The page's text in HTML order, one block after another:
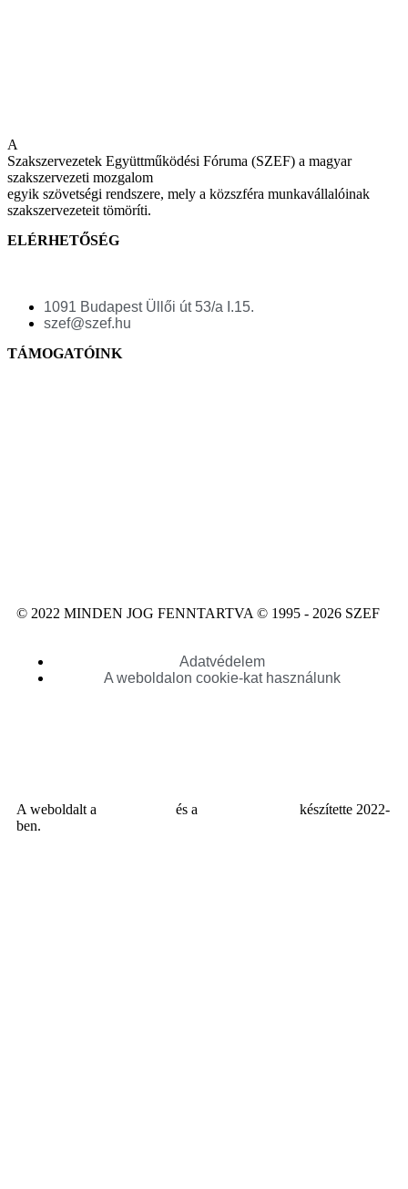
A
Szakszervezetek Együttműködési Fóruma (SZEF) a magyar
szakszervezeti mozgalom
egyik szövetségi rendszere, mely a közszféra munkavállalóinak
szakszervezeteit tömöríti.
ELÉRHETŐSÉG
1091 Budapest Üllői út 53/a I.15.
szef@szef.hu
TÁMOGATÓINK
© 2022 MINDEN JOG FENNTARTVA © 1995 - 2026 SZEF
Adatvédelem
A weboldalon cookie-kat használunk
A weboldalt a és a
készítette 2022-
ben.